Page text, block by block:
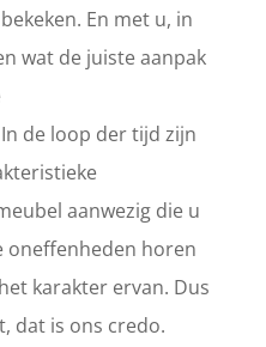
En met u, in
wat de juiste aanpak
de loop der tijd zijn
aanwezig die u
oneffenheden horen
karakter ervan. Dus
dat is ons credo.